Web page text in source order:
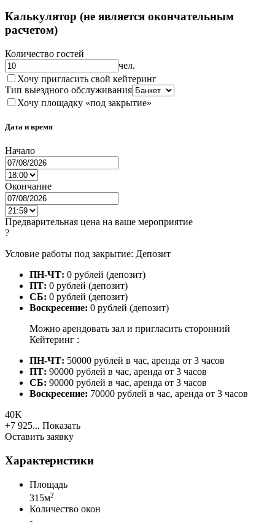
Калькулятор (не является окончательным
расчетом)
Количество гостей
чел.
Хочу пригласить свой кейтеринг
Тип выездного обслуживания
Хочу площадку «под закрытие»
Дата и время
Начало
Окончание
Предварительная цена на ваше мероприятие
?
Условие работы под закрытие: Депозит
ПН-ЧТ: 0 рублей (депозит)
ПТ: 0 рублей (депозит)
СБ: 0 рублей (депозит)
Воскресение: 0 рублей (депозит)
Можно арендовать зал и пригласить сторонний
Кейтеринг :
ПН-ЧТ: 50000 рублей в час, аренда от 3 часов
ПТ: 90000 рублей в час, аренда от 3 часов
СБ: 90000 рублей в час, аренда от 3 часов
Воскресение: 70000 рублей в час, аренда от 3 часов
40K
+7 925... Показать
Оставить заявку
Характеристики
Площадь
315м2
Количество окон
-